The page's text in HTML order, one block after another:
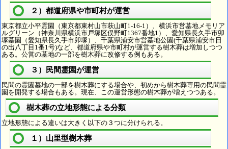
２）都道府県や市町村が運営
東京都立小平霊園（東京都東村山市萩山町1-16-1）、横浜市営墓地メモリア
ルグリーン（神奈川県横浜市戸塚区俣野町1367番地1）、愛知県長久手市卯
塚墓園（愛知県長久手市卯塚）、千葉県浦安市営墓地公園(千葉県浦安市日
の出八丁目1番1号)など、都道府県や市町村が運営する樹木葬は増加しつつ
ある。公営の墓地の一部を樹木葬に改修する例もある。
３）民間霊園が運営
民間の霊園墓地の一部を樹木葬にする場合や、初めから樹木葬専用の民間霊
園を開発する場合もある。現在、この運営形態の樹木葬が増えつつある。
樹木葬の立地形態による分類
立地形態による違いは大きく以下の３つに分けられる。
１）山里型樹木葬